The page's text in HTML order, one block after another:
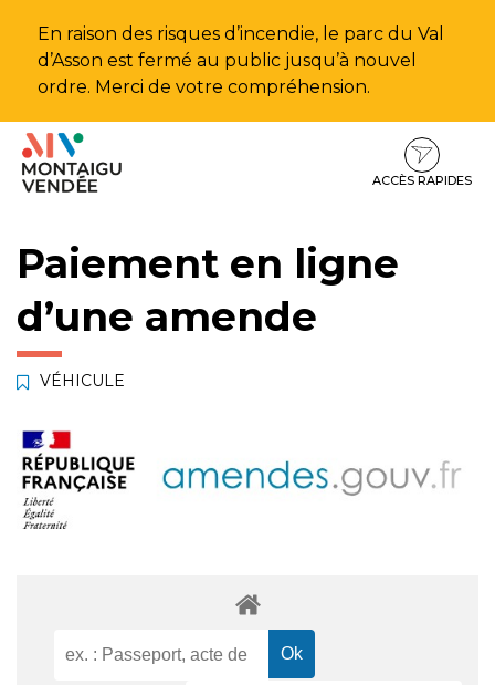
En raison des risques d’incendie, le parc du Val
d’Asson est fermé au public jusqu’à nouvel
ordre. Merci de votre compréhension.
Aller
Aller
contenu
Aller
pied
ACCÈS RAPIDES
Paiement en ligne
d’une amende
VÉHICULE